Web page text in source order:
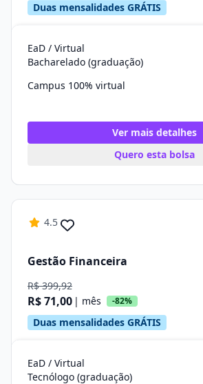
Duas mensalidades GRÁTIS
EaD / Virtual
Bacharelado (graduação)
Campus 100% virtual
Ver mais detalhes
Quero esta bolsa
4.5
Gestão Financeira
R$ 399,92
R$ 71,00 | mês -82%
Duas mensalidades GRÁTIS
EaD / Virtual
Tecnólogo (graduação)